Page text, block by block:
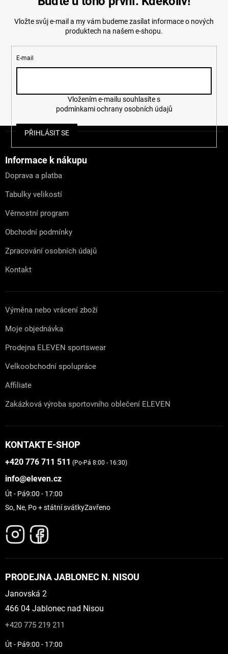
Vložte svůj e-mail a my vám budeme zasílat informace o nových
produktech na našem e-shopu.
E-mail
podmínkami ochrany osobních údajů
PŘIHLÁSIT SE
Informace k nákupu
Doprava a platba
Tabulky velikostí
Věrnostní program
Obchodní podmínky
Zpracování osobních údajů
Kontakt
Výměna nebo vrácení zboží
Moje objednávka
Prodejna ELEVEN sportswear
Velkoobchodní spolupráce
Affiliate
Zakázková výroba sportovního oblečení ELEVEN
KONTAKT E-SHOP
+420 776 711 511 (Po-Pá 8:00 - 16:30)
info@eleven.cz
Út - Pá9:00 - 17:00
So, Ne, Po + státní svátkyZavřeno
PRODEJNA JABLONEC N. NISOU
Janovská 2
466 04 Jablonec nad Nisou
+420 775 219 211
Út - Pá9:00 - 17:00